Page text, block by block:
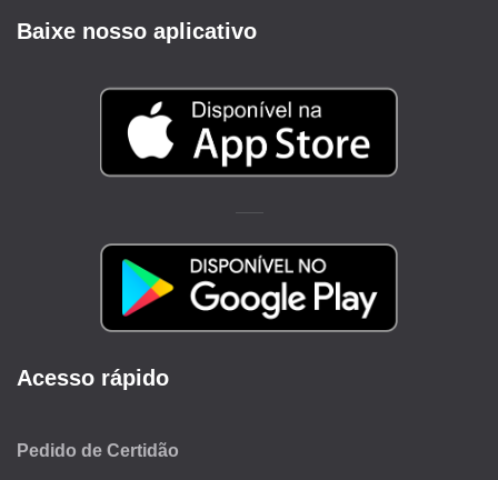
Baixe nosso aplicativo
Acesso rápido
Pedido de Certidão